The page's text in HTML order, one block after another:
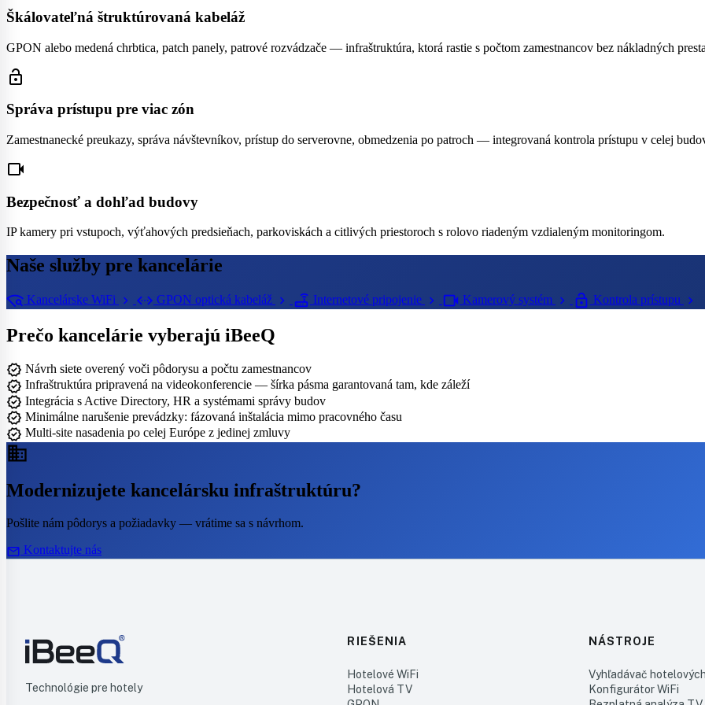
Škálovateľná štruktúrovaná kabeláž
GPON alebo medená chrbtica, patch panely, patrové rozvádzače — infraštruktúra, ktorá rastie s počtom zamestnancov bez nákladných
lock_open
Správa prístupu pre viac zón
Zamestnanecké preukazy, správa návštevníkov, prístup do serverovne, obmedzenia po patroch — integrovaná kontrola prístupu v celej
videocam
Bezpečnosť a dohľad budovy
IP kamery pri vstupoch, výťahových predsieňach, parkoviskách a citlivých priestoroch s rolovo riadeným vzdialeným monitoringom.
Naše služby pre kancelárie
wifi_find Kancelárske WiFi chevron_right settings_ethernet GPON optická kabeláž chevron_right router Internetové pripojenie chevron_right videocam Kamerový systém chevron_right lock_open Kontrola prístupu chevron_right
Prečo kancelárie vyberajú iBeeQ
verified Návrh siete overený voči pôdorysu a počtu zamestnancov
verified Infraštruktúra pripravená na videokonferencie — šírka pásma garantovaná tam, kde záleží
verified Integrácia s Active Directory, HR a systémami správy budov
verified Minimálne narušenie prevádzky: fázovaná inštalácia mimo pracovného času
verified Multi-site nasadenia po celej Európe z jedinej zmluvy
business
Modernizujete kancelársku infraštruktúru?
Pošlite nám pôdorys a požiadavky — vrátime sa s návrhom.
mail Kontaktujte nás
Technológie pre hotely
RIEŠENIA
Hotelové WiFi
Hotelová TV
NÁSTROJE
Vyhľadávač
Konfigurátor WiFi